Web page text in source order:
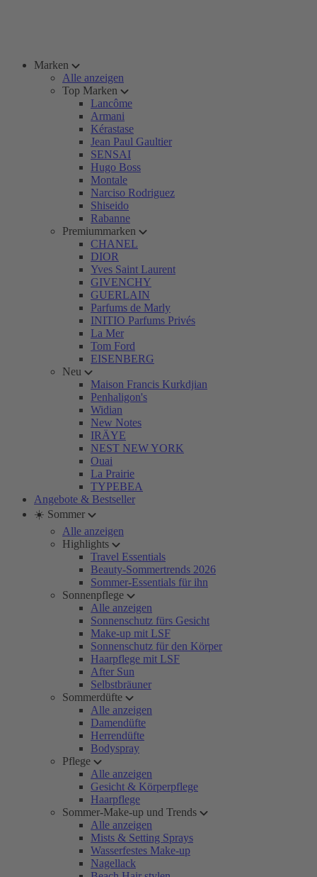
Marken
Alle anzeigen
Top Marken
Lancôme
Armani
Kérastase
Jean Paul Gaultier
SENSAI
Hugo Boss
Montale
Narciso Rodriguez
Shiseido
Rabanne
Premiummarken
CHANEL
DIOR
Yves Saint Laurent
GIVENCHY
GUERLAIN
Parfums de Marly
INITIO Parfums Privés
La Mer
Tom Ford
EISENBERG
Neu
Maison Francis Kurkdjian
Penhaligon's
Widian
New Notes
IRÄYE
NEST NEW YORK
Ouai
La Prairie
TYPEBEA
Angebote & Bestseller
☀️ Sommer
Alle anzeigen
Highlights
Travel Essentials
Beauty-Sommertrends 2026
Sommer-Essentials für ihn
Sonnenpflege
Alle anzeigen
Sonnenschutz fürs Gesicht
Make-up mit LSF
Sonnenschutz für den Körper
Haarpflege mit LSF
After Sun
Selbstbräuner
Sommerdüfte
Alle anzeigen
Damendüfte
Herrendüfte
Bodyspray
Pflege
Alle anzeigen
Gesicht & Körperpflege
Haarpflege
Sommer-Make-up und Trends
Alle anzeigen
Mists & Setting Sprays
Wasserfestes Make-up
Nagellack